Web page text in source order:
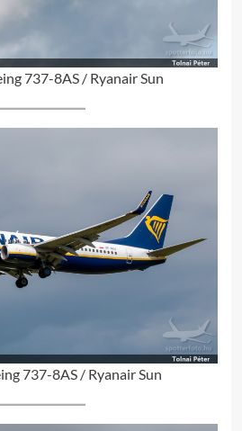
737-8AS / Ryanair Sun
737-8AS / Ryanair Sun